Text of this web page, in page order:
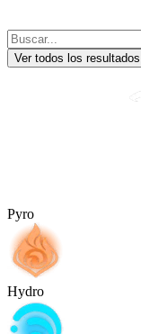
Ver todos los resultados
Pyro
Hydro